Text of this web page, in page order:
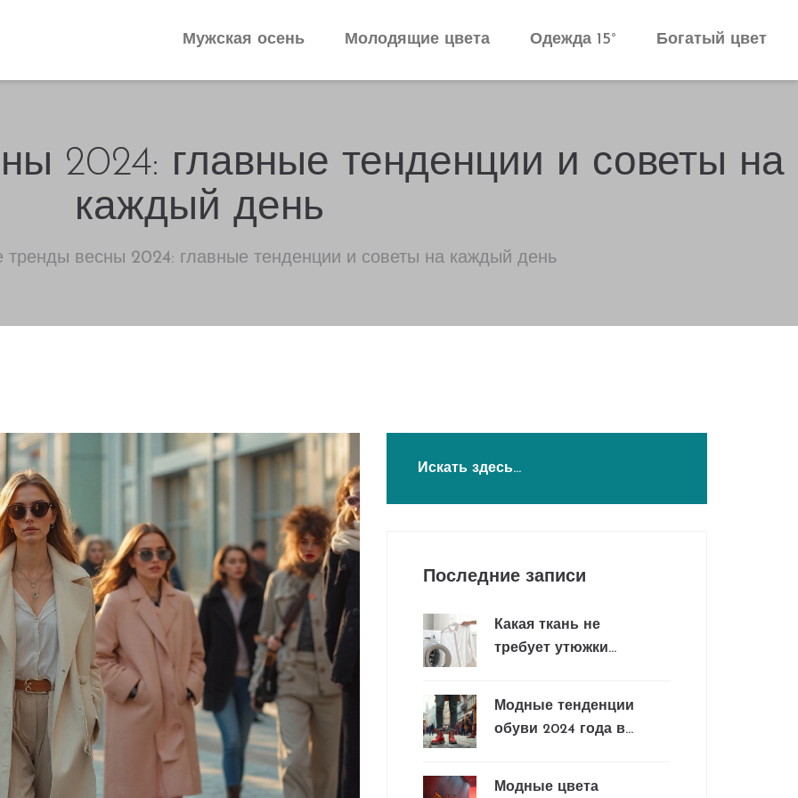
Мужская осень Молодящие цвета Одежда 15° Богатый цвет
2024: главные тенденции и советы на
каждый день
весны 2024: главные тенденции и советы на каждый день
Последние записи
Какая ткань не
требует утюжки
Модные тенденции
обуви 2024 года в
Модные цвета